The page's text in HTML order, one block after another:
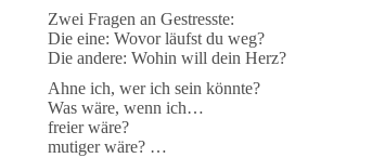
Zwei Fragen an Gestresste:
Die eine: Wovor läufst du weg?
Die andere: Wohin will dein Herz?
Ahne ich, wer ich sein könnte?
Was wäre, wenn ich…
freier wäre?
mutiger wäre? …